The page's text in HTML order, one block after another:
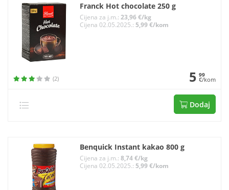
Franck Hot chocolate 250 g
Cijena za j.m.: 23,96 €/kg
Cijena 02.05.2025.: 5,99 €/kom
(2) 5 99
€/kom
Dodaj
Benquick Instant kakao 800 g
Cijena za j.m.: 8,74 €/kg
Cijena 02.05.2025.: 5,99 €/kom